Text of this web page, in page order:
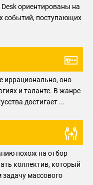
ориентированы на
событий, поступающих
иррационально, оно
и таланте. В жанре
достигает ...
похож на отбор
коллектив, который
массового